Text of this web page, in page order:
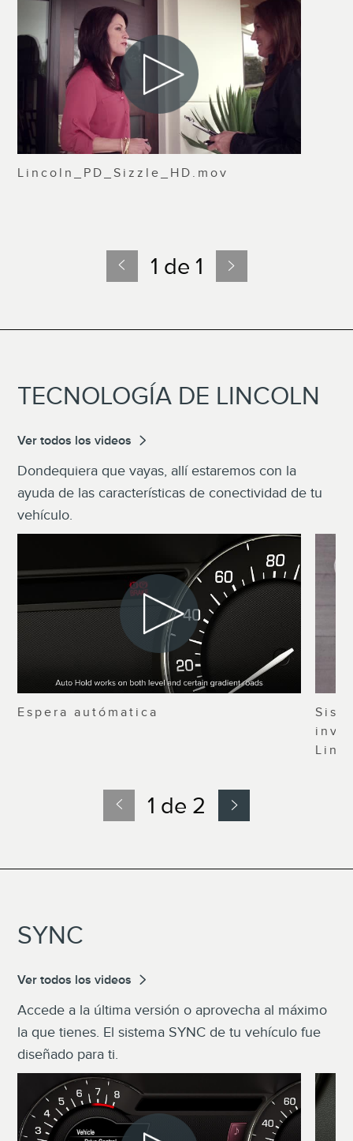
Lincoln_PD_Sizzle_HD.mov
1 de 1
TECNOLOGÍA DE LINCOLN
Ver todos los videos
Dondequiera que vayas, allí estaremos con la
ayuda de las características de conectividad de tu
vehículo.
Espera autómatica
1 de 2
SYNC
Ver todos los videos
Accede a la última versión o aprovecha al máximo
la que tienes. El sistema SYNC de tu vehículo fue
diseñado para ti.